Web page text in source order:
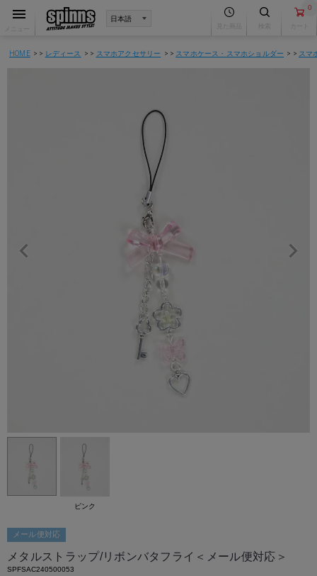
0
HOME レディース スマホアクセサリー スマホケース・スマホショルダー スマ
メール便対応
メタルストラップ/リボンバタフライ＜メール便対応＞
SPFSAC240500053
ピンク